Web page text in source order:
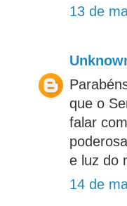
13 de
que o
falar
e luz do
14 de